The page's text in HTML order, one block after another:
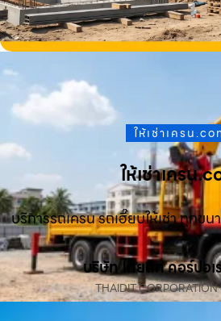
ให้เช่าเครน
ให้เช่าเครน
บริการรถเครน รถเฮี๊ยบให้เช่า ทุก
บริษัท ไทยดิท คอร์ปอ
THAIDIT CORPORATION